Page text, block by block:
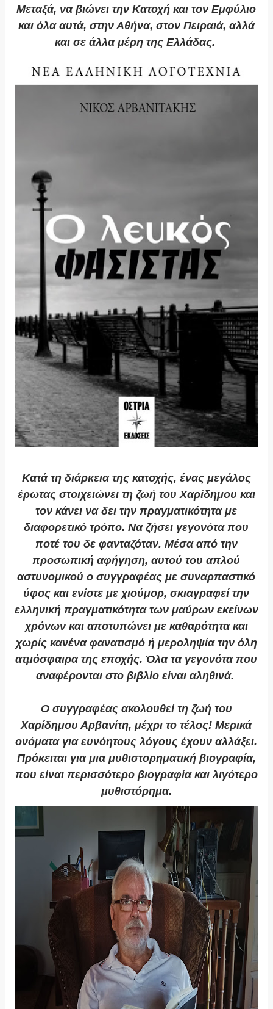
Μεταξά, να βιώνει την Κατοχή και τον Εμφύλιο
και όλα αυτά, στην Αθήνα, στον Πειραιά, αλλά
και σε άλλα μέρη της Ελλάδας.
Κατά τη διάρκεια της κατοχής, ένας μεγάλος
έρωτας στοιχειώνει τη ζωή του Χαρίδημου και
τον κάνει να δει την πραγματικότητα με
διαφορετικό τρόπο. Να ζήσει γεγονότα που
ποτέ του δε φανταζόταν. Μέσα από την
προσωπική αφήγηση, αυτού του απλού
αστυνομικού ο συγγραφέας με συναρπαστικό
ύφος και ενίοτε με χιούμορ, σκιαγραφεί την
ελληνική πραγματικότητα των μαύρων εκείνων
χρόνων και αποτυπώνει με καθαρότητα και
χωρίς κανένα φανατισμό ή μεροληψία την όλη
ατμόσφαιρα της εποχής. Όλα τα γεγονότα που
αναφέρονται στο βιβλίο είναι αληθινά.
Ο συγγραφέας ακολουθεί τη ζωή του
Χαρίδημου Αρβανίτη, μέχρι το τέλος! Μερικά
ονόματα για ευνόητους λόγους έχουν αλλάξει.
Πρόκειται για μια μυθιστορηματική βιογραφία,
που είναι περισσότερο βιογραφία και λιγότερο
μυθιστόρημα.